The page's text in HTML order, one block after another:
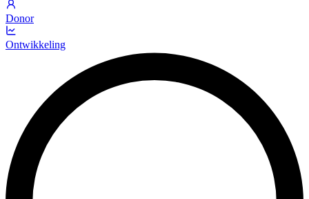
Donor
Ontwikkeling